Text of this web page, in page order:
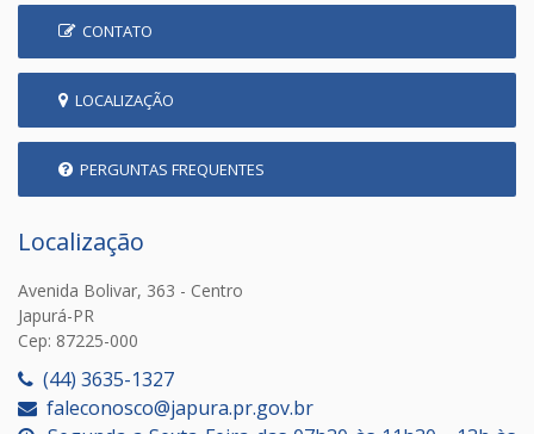
CONTATO
LOCALIZAÇÃO
PERGUNTAS FREQUENTES
Localização
Avenida Bolivar, 363 - Centro
Japurá-PR
Cep: 87225-000
(44) 3635-1327
faleconosco@japura.pr.gov.br